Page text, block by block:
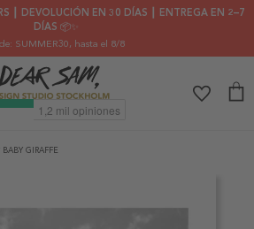
┃ DEVOLUCIÓN EN 30 DÍAS ┃ ENTREGA EN 2–7
DÍAS 📦✨
SUMMER30, hasta el 8/8
BABY GIRAFFE